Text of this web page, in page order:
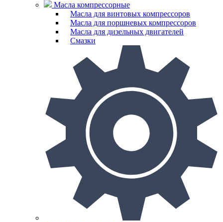
Масла компрессорные
Масла для винтовых компрессоров
Масла для поршневых компрессоров
Масла для дизельных двигателей
Смазки